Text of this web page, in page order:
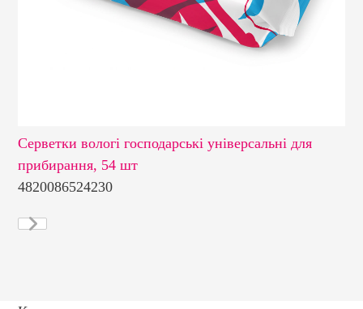
Серветки вологі господарські універсальні для
прибирання, 54 шт
4820086524230